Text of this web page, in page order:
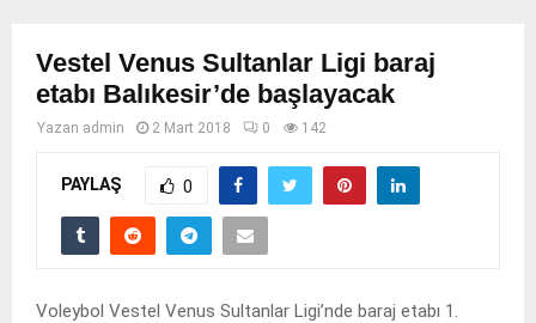
Vestel Venus Sultanlar Ligi baraj
etabı Balıkesir’de başlayacak
Yazan admin 2 Mart 2018 0 142
PAYLAŞ 0
Voleybol Vestel Venus Sultanlar Ligi’nde baraj etabı 1.